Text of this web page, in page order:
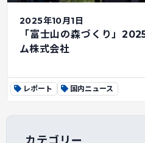
2025年10月1日
「富士山の森づくり」
ム株式会社
レポート 国内ニュース